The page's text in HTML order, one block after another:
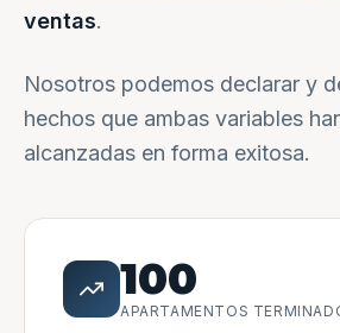
ventas.
Nosotros podemos declarar y
hechos que ambas variables
alcanzadas en forma exitosa.
100
APARTAMENTOS